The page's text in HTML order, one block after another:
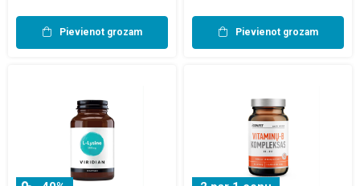
Pievienot grozam Pievienot grozam